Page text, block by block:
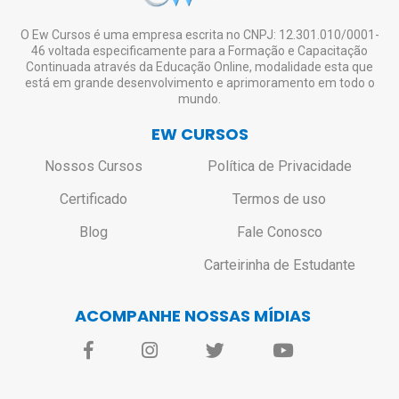
Não haverá bloqueio ou restrição de
acesso aos alunos que não solicitarem o
certificado.
O Ew Cursos é uma empresa escrita no CNPJ: 12.301.010/0001-
46 voltada especificamente para a Formação e Capacitação
Continuada através da Educação Online, modalidade esta que
está em grande desenvolvimento e aprimoramento em todo o
mundo.
EW CURSOS
Nossos Cursos
Certificado
Blog
Política de Privacidade
Termos de uso
Fale Conosco
Carteirinha de Estudante
ACOMPANHE NOSSAS MÍDIAS